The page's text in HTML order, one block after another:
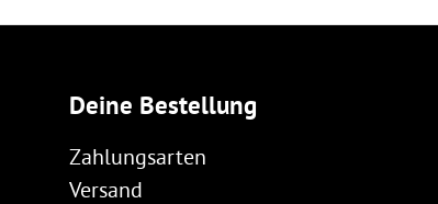
Deine Bestellung
Zahlungsarten
Versand